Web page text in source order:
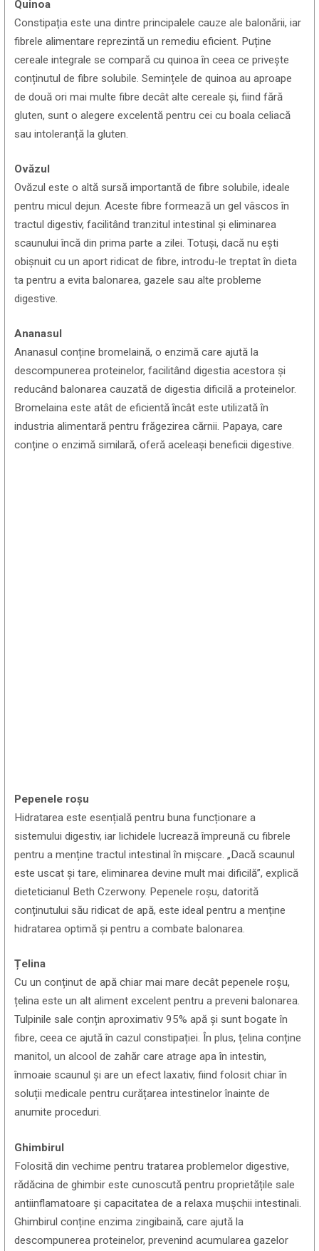
Quinoa
Constipația este una dintre principalele cauze ale balonării, iar
fibrele alimentare reprezintă un remediu eficient. Puține
cereale integrale se compară cu quinoa în ceea ce privește
conținutul de fibre solubile. Semințele de quinoa au aproape
de două ori mai multe fibre decât alte cereale și, fiind fără
gluten, sunt o alegere excelentă pentru cei cu boala celiacă
sau intoleranță la gluten.
Ovăzul
Ovăzul este o altă sursă importantă de fibre solubile, ideale
pentru micul dejun. Aceste fibre formează un gel vâscos în
tractul digestiv, facilitând tranzitul intestinal și eliminarea
scaunului încă din prima parte a zilei. Totuși, dacă nu ești
obișnuit cu un aport ridicat de fibre, introdu-le treptat în dieta
ta pentru a evita balonarea, gazele sau alte probleme
digestive.
Ananasul
Ananasul conține bromelaină, o enzimă care ajută la
descompunerea proteinelor, facilitând digestia acestora și
reducând balonarea cauzată de digestia dificilă a proteinelor.
Bromelaina este atât de eficientă încât este utilizată în
industria alimentară pentru frăgezirea cărnii. Papaya, care
conține o enzimă similară, oferă aceleași beneficii digestive.
Pepenele roșu
Hidratarea este esențială pentru buna funcționare a
sistemului digestiv, iar lichidele lucrează împreună cu fibrele
pentru a menține tractul intestinal în mișcare. „Dacă scaunul
este uscat și tare, eliminarea devine mult mai dificilă”, explică
dieteticianul Beth Czerwony. Pepenele roșu, datorită
conținutului său ridicat de apă, este ideal pentru a menține
hidratarea optimă și pentru a combate balonarea.
Țelina
Cu un conținut de apă chiar mai mare decât pepenele roșu,
țelina este un alt aliment excelent pentru a preveni balonarea.
Tulpinile sale conțin aproximativ 95% apă și sunt bogate în
fibre, ceea ce ajută în cazul constipației. În plus, țelina conține
manitol, un alcool de zahăr care atrage apa în intestin,
înmoaie scaunul și are un efect laxativ, fiind folosit chiar în
soluții medicale pentru curățarea intestinelor înainte de
anumite proceduri.
Ghimbirul
Folosită din vechime pentru tratarea problemelor digestive,
rădăcina de ghimbir este cunoscută pentru proprietățile sale
antiinflamatoare și capacitatea de a relaxa mușchii intestinali.
Ghimbirul conține enzima zingibaină, care ajută la
descompunerea proteinelor, prevenind acumularea gazelor